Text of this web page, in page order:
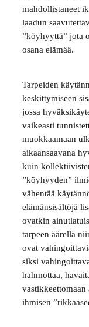
mahdollistaneet
laadun
”köyhyyttä” jota
osana elämää.
Tarpeiden
keskittymiseen
jossa
vaikeasti
muokkaamaan
aikaansaavana
kuin
”köyhyyden”
vähentää
elämänsisältöjä
ovatkin
tarpeen äärellä
ovat
siksi
hahmottaa,
ihmisen